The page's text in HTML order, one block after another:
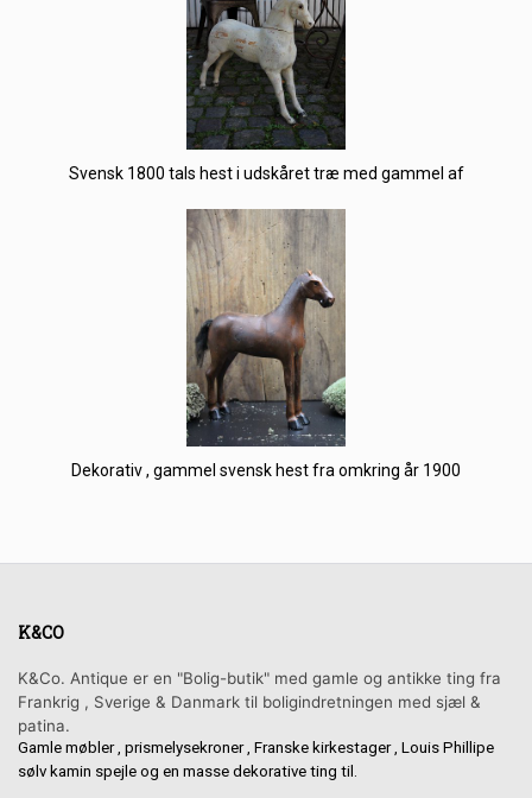
Svensk 1800 tals hest i udskåret træ med gammel af
Dekorativ , gammel svensk hest fra omkring år 1900
K&CO
K&Co. Antique er en "Bolig-butik" med gamle og antikke ting fra
Frankrig , Sverige & Danmark til boligindretningen med sjæl &
patina.
Gamle møbler , prismelysekroner , Franske kirkestager , Louis Phillipe
sølv kamin spejle og en masse dekorative ting til.